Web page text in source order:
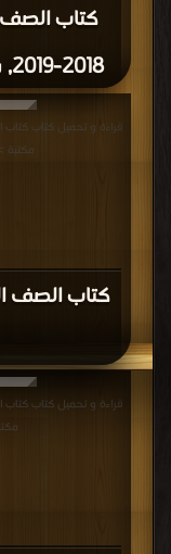
كتاب الصف
2018-2019, ملخص شامل للفصل 3 PDF
كتاب الصف
مكتبة